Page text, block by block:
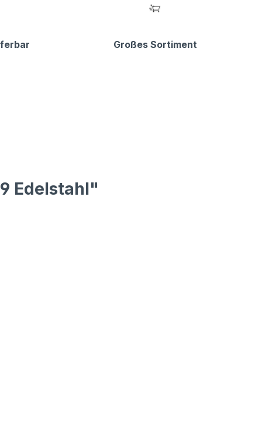
Großes Sortiment
Edelstahl"